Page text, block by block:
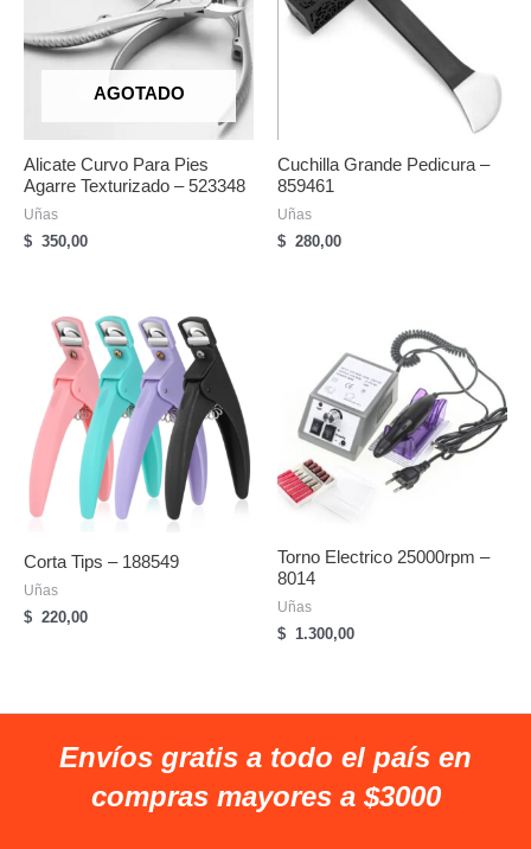
AGOTADO
Alicate Curvo Para Pies
Agarre Texturizado – 523348
Uñas
$ 350,00
Cuchilla Grande Pedicura –
859461
Uñas
$ 280,00
Corta Tips – 188549
Uñas
$ 220,00
Torno Electrico 25000rpm –
8014
Uñas
$ 1.300,00
Envíos gratis a todo el país en
compras mayores a $3000